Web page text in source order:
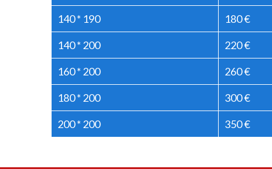
140 * 190 180 €
140 * 200 220 €
160 * 200 260 €
180 * 200 300 €
200 * 200 350 €